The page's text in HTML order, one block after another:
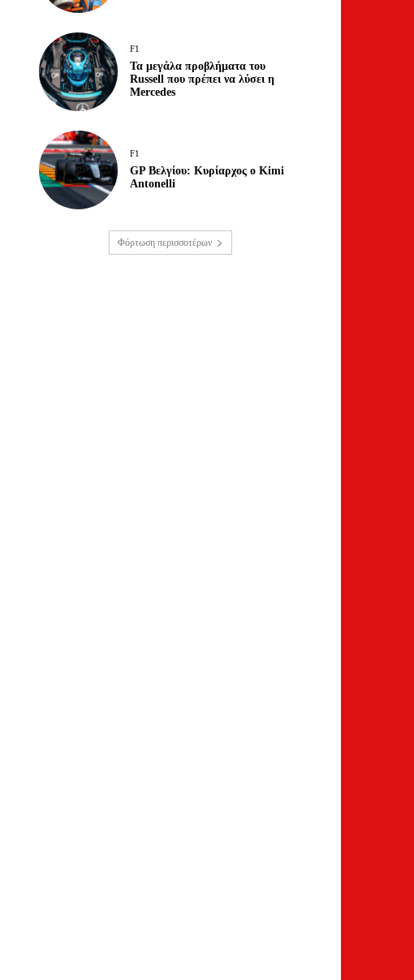
F1
Τα μεγάλα προβλήματα του
Russell που πρέπει να λύσει η
Mercedes
F1
GP Βελγίου: Κυρίαρχος ο Kimi
Antonelli
Φόρτωση περισσοτέρων